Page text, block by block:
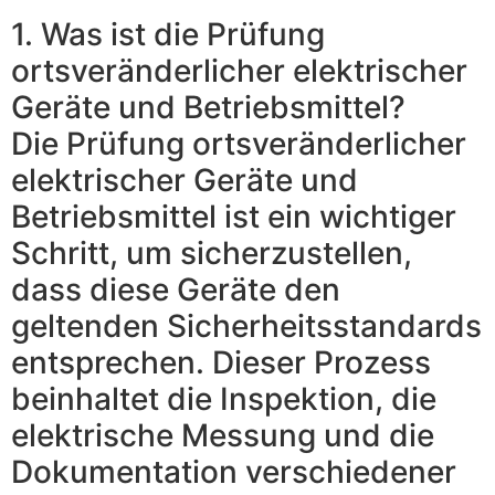
1. Was ist die Prüfung
ortsveränderlicher elektrischer
Geräte und Betriebsmittel?
Die Prüfung ortsveränderlicher
elektrischer Geräte und
Betriebsmittel ist ein wichtiger
Schritt, um sicherzustellen,
dass diese Geräte den
geltenden Sicherheitsstandards
entsprechen. Dieser Prozess
beinhaltet die Inspektion, die
elektrische Messung und die
Dokumentation verschiedener